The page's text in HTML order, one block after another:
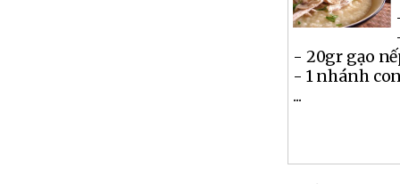
- 20gr gạo
- 1 nhánh
...